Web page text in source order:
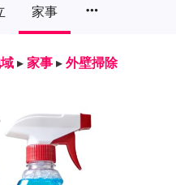
家事 more_horiz
▸ 家事 ▸ 外壁掃除